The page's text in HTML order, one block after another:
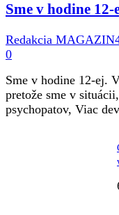
Sme v hodine
Redakcia
0
Sme v hodine 12-ej.
pretože sme v
psychopatov, Viac